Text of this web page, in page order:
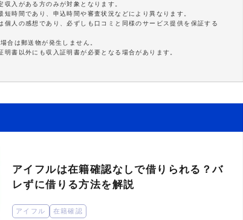
入がある方のみが対象となります。
時間であり、申込時間や審査状況などにより異なります。
人の感想であり、必ずしも口コミと同様のサービス提供を保証する
合は郵送物が発生しません。
書以外にも収入証明書が必要となる場合があります。
アイフルは在籍確認なしで借りられる？バ
レずに借りる方法を解説
アイフル 在籍確認